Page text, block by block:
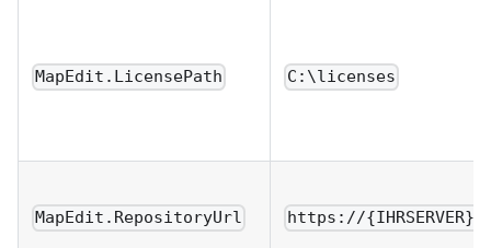
MapEdit.LicensePath C:\licenses
MapEdit.RepositoryUrl https://